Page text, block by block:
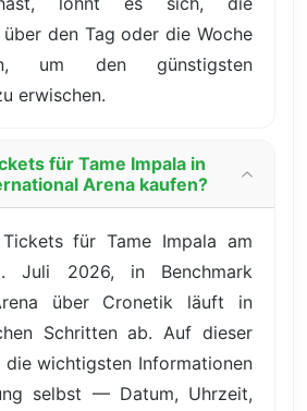
über den Tag oder die Woche
um den günstigsten
erwischen.
für Tame Impala in
Arena kaufen?
für Tame Impala am
Juli 2026, in Benchmark
über Cronetik läuft in
Schritten ab. Auf dieser
die wichtigsten Informationen
selbst — Datum, Uhrzeit,